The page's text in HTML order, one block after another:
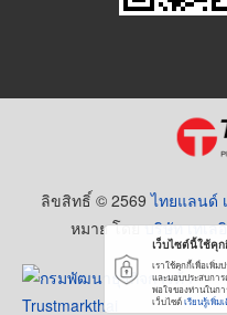
ลิขสิทธิ์ © 2569ไทยแลนด์
หมาย โดยบริษัท เทเ
เว็บไซต์นี้ใช้คุก
เราใช้คุกกี้เพื่อเพิ่ม
และมอบประสบกา
พอใจของท่านในกา
เว็บไซต์เรียนรู้เพิ่ม